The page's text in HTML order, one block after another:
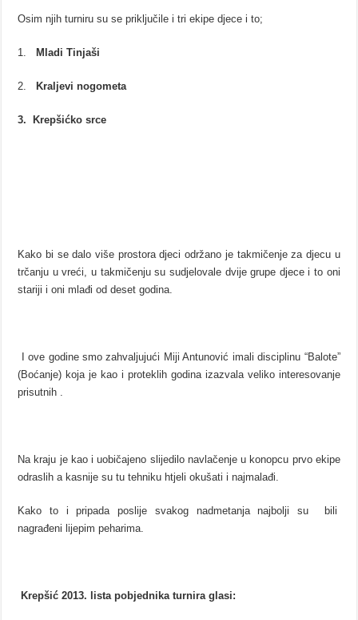
Osim njih turniru su se priključile i tri ekipe djece i to;
1. Mladi Tinjaši
2. Kraljevi nogometa
3. Krepšićko srce
Kako bi se dalo više prostora djeci održano je takmičenje za djecu u
trčanju u vreći, u takmičenju su sudjelovale dvije grupe djece i to oni
stariji i oni mlađi od deset godina.
I ove godine smo zahvaljujući Miji Antunović imali disciplinu “Balote”
(Boćanje) koja je kao i proteklih godina izazvala veliko interesovanje
prisutnih .
Na kraju je kao i uobičajeno slijedilo navlačenje u konopcu prvo ekipe
odraslih a kasnije su tu tehniku htjeli okušati i najmalađi.
Kako to i pripada poslije svakog nadmetanja najbolji su bili
nagrađeni lijepim peharima.
Krepšić 2013. lista pobjednika turnira glasi: